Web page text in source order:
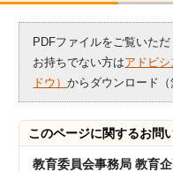
PDFファイルをご覧いただ
お持ちでない方はアドビ
ドウ）からダウンロード（
このページに関するお問
教育委員会事務局 教育